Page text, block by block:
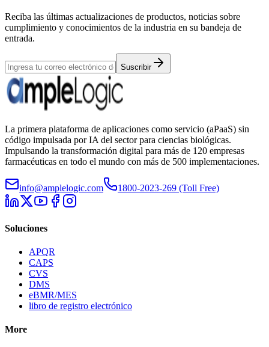
Reciba las últimas actualizaciones de productos, noticias sobre
cumplimiento y conocimientos de la industria en su bandeja de
entrada.
Suscribir
La primera plataforma de aplicaciones como servicio (aPaaS) sin
código impulsada por IA del sector para ciencias biológicas.
Impulsando la transformación digital para más de 120 empresas
farmacéuticas en todo el mundo con más de 500 implementaciones.
info@amplelogic.com 1800-2023-269 (Toll Free)
Soluciones
APQR
CAPS
CVS
DMS
eBMR/MES
libro de registro electrónico
More